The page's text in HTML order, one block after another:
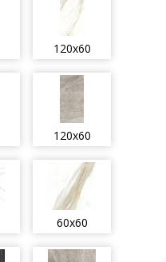
120x60
120x60
60x60